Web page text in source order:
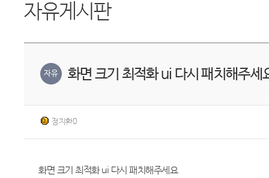
자유게시판
자유 화면 크기 최적화 ui 다시 패치해주세
정지환0
화면 크기 최적화 ui 다시 패치해주세요